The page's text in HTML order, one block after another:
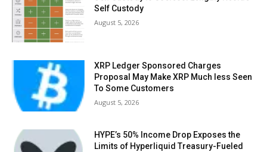
Self Custody
August 5, 2026
XRP Ledger Sponsored Charges
Proposal May Make XRP Much less Seen
To Some Customers
August 5, 2026
HYPE’s 50% Income Drop Exposes the
Limits of Hyperliquid Treasury-Fueled